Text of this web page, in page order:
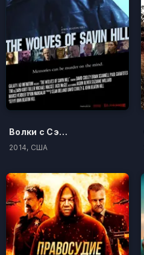
Волки с Сэйвин-Хилл
2014, США